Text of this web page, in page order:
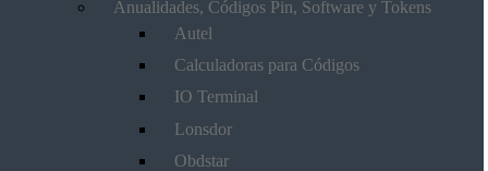
Anualidades, Códigos Pin, Software y Tokens
Autel
Calculadoras para Códigos
IO Terminal
Lonsdor
Obdstar